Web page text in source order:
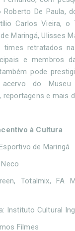
De Paula,
Carlos Vieira, o
Maringá, Ulisses
times retratados
e membros
pode
do Museu
reportagens e mais
à Cultura
de Maringá
Totalmix, FA
Instituto Cultural
Filmes